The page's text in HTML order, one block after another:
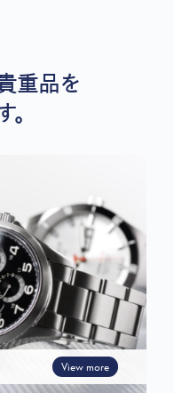
重品を
。
View more